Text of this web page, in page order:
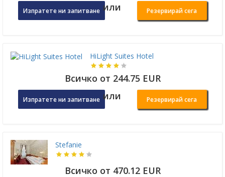
Изпратете ни запитване или Резервирай сега
HiLight Suites Hotel
Всичко от 244.75 EUR
Изпратете ни запитване или Резервирай сега
Stefanie
Всичко от 470.12 EUR